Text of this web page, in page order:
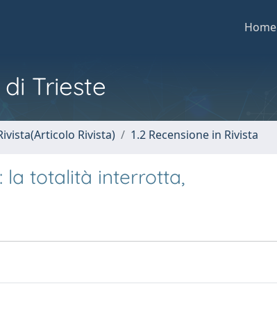
Home
Trieste
Rivista) 1.2 Recensione in Rivista
la totalità interrotta,